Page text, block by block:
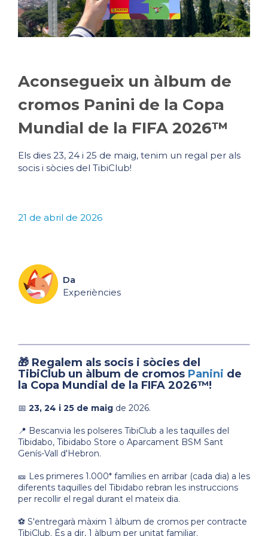
Aconsegueix un àlbum de
cromos Panini de la Copa
Mundial de la FIFA 2026™
Els dies 23, 24 i 25 de maig, tenim un regal per als
socis i sòcies del TibiClub!
21 de abril de 2026
Da
Experiències
🎁 Regalem als socis i sòcies del
TibiClub un àlbum de cromos Panini de
la Copa Mundial de la FIFA 2026™!
📅 23, 24 i 25 de maig de 2026.
📍 Bescanvia les polseres TibiClub a les taquilles del
Tibidabo, Tibidabo Store o Aparcament BSM Sant
Genís-Vall d'Hebron.
🎫 Les primeres 1.000* famílies en arribar (cada dia) a les
diferents taquilles del Tibidabo rebran les instruccions
per recollir el regal durant el mateix dia.
⚽ S'entregarà màxim 1 àlbum de cromos per contracte
TibiClub. És a dir, 1 àlbum per unitat familiar.